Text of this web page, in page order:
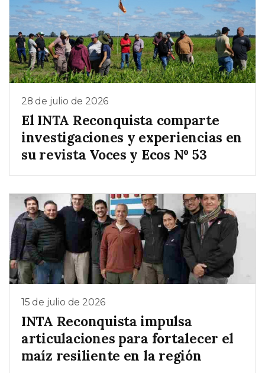
28 de julio de 2026
El INTA Reconquista comparte
investigaciones y experiencias en
su revista Voces y Ecos Nº 53
15 de julio de 2026
INTA Reconquista impulsa
articulaciones para fortalecer el
maíz resiliente en la región